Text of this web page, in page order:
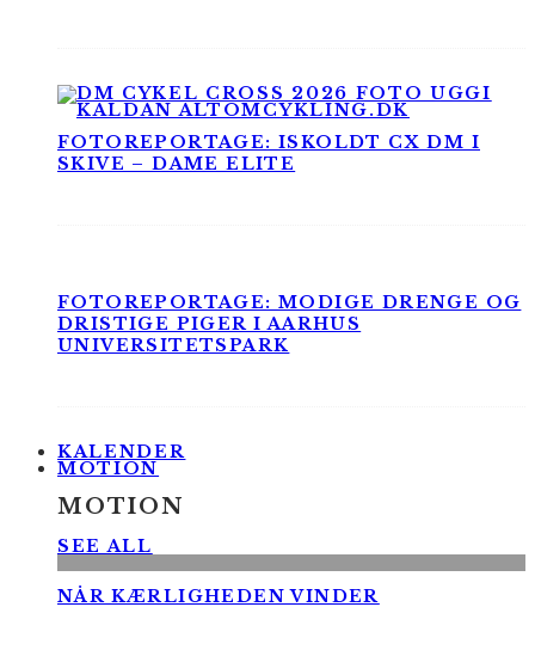
FOTOREPORTAGE: ISKOLDT CX DM I
SKIVE – DAME ELITE
FOTOREPORTAGE: MODIGE DRENGE OG
DRISTIGE PIGER I AARHUS
UNIVERSITETSPARK
KALENDER
MOTION
MOTION
SEE ALL
NÅR KÆRLIGHEDEN VINDER